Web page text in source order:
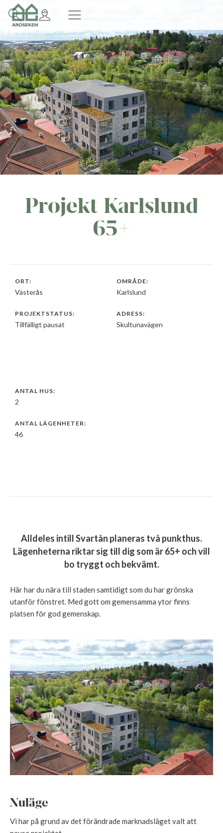
Projekt Karlslund
65+
ORT:
Västerås
PROJEKTSTATUS:
Tillfälligt pausat
OMRÅDE:
Karlslund
ADRESS:
Skultunavägen
ANTAL HUS:
2
ANTAL LÄGENHETER:
46
Alldeles intill Svartån planeras två punkthus.
Lägenheterna riktar sig till dig som är 65+ och vill
bo tryggt och bekvämt.
Här har du nära till staden samtidigt som du har grönska
utanför fönstret. Med gott om gemensamma ytor finns
platsen för god gemenskap.
Nuläge
Vi har på grund av det förändrade marknadsläget valt att